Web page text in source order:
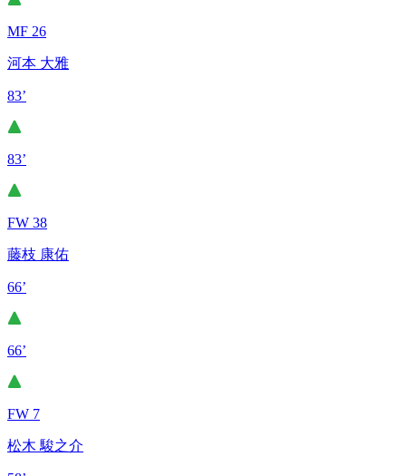
MF 26
河本 大雅
83’
83’
FW 38
藤枝 康佑
66’
66’
FW 7
松木 駿之介